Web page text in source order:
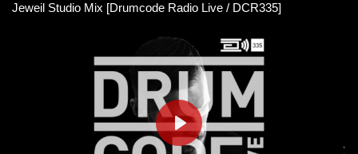
Jeweil Studio Mix [Drumcode Radio Live / DCR335]
PLAY